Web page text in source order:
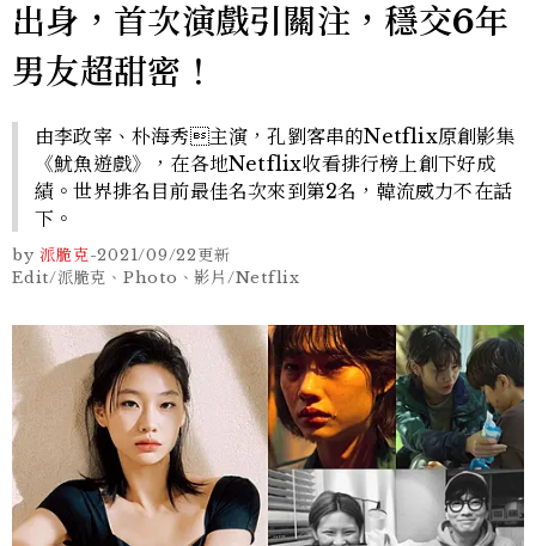
出身，首次演戲引關注，穩交6年
男友超甜密！
由李政宰、朴海秀主演，孔劉客串的Netflix原創影集
《魷魚遊戲》，在各地Netflix收看排行榜上創下好成
績。世界排名目前最佳名次來到第2名，韓流威力不在話
下。
by 派脆克-2021/09/22更新
Edit/派脆克、Photo、影片/Netflix